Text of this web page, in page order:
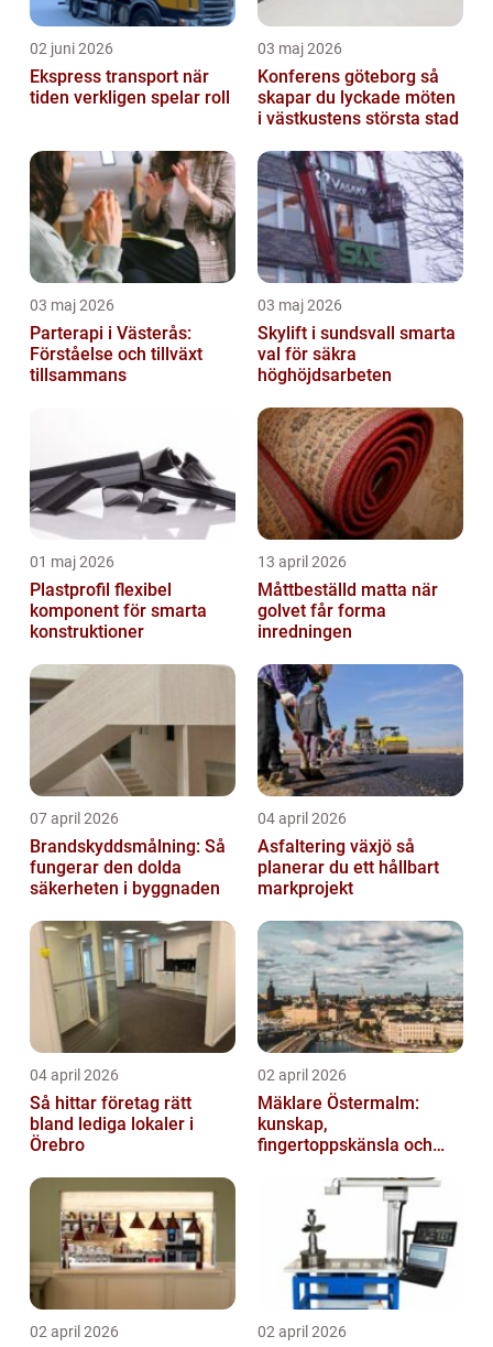
02 juni 2026
Ekspress transport när
tiden verkligen spelar roll
03 maj 2026
Konferens göteborg så
skapar du lyckade möten
i västkustens största stad
03 maj 2026
Parterapi i Västerås:
Förståelse och tillväxt
tillsammans
03 maj 2026
Skylift i sundsvall smarta
val för säkra
höghöjdsarbeten
01 maj 2026
Plastprofil flexibel
komponent för smarta
konstruktioner
13 april 2026
Måttbeställd matta när
golvet får forma
inredningen
07 april 2026
Brandskyddsmålning: Så
fungerar den dolda
säkerheten i byggnaden
04 april 2026
Asfaltering växjö så
planerar du ett hållbart
markprojekt
04 april 2026
Så hittar företag rätt
bland lediga lokaler i
Örebro
02 april 2026
Mäklare Östermalm:
kunskap,
fingertoppskänsla och
02 april 2026 02 april 2026